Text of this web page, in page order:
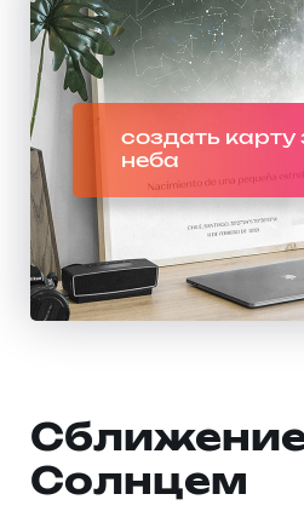
создать карту
неба
Сближение
Солнцем